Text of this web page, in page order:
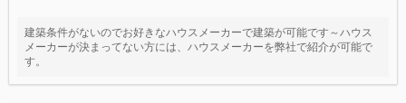
建築条件がないのでお好きなハウスメーカーで建築が可能です～ハウス
メーカーが決まってない方には、ハウスメーカーを弊社で紹介が可能で
す。